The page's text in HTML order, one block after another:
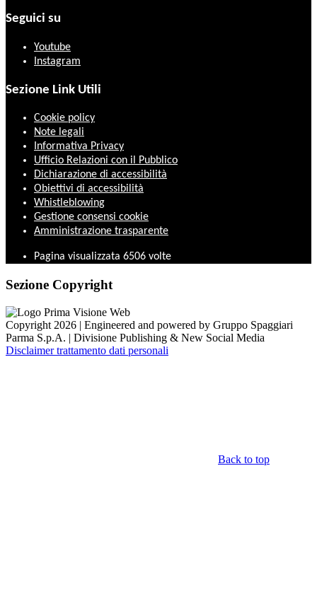
Seguici su
Youtube
Instagram
Sezione Link Utili
Cookie policy
Note legali
Informativa Privacy
Ufficio Relazioni con il Pubblico
Dichiarazione di accessibilità
Obiettivi di accessibilità
Whistleblowing
Gestione consensi cookie
Amministrazione trasparente
Pagina visualizzata 6506 volte
Sezione Copyright
Copyright 2026 | Engineered and powered by Gruppo Spaggiari
Parma S.p.A. | Divisione Publishing & New Social Media
Disclaimer trattamento dati personali
Back to top